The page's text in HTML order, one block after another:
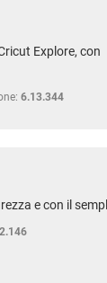
Explore, con
6.13.344
e con il
2.146